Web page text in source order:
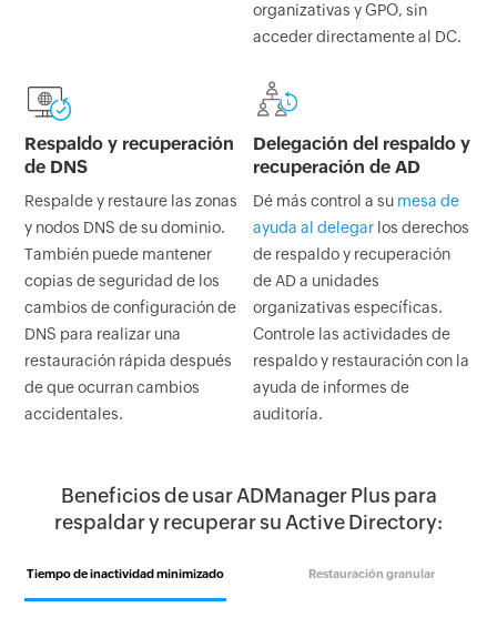
organizativas y GPO, sin
acceder directamente al DC.
Respaldo y recuperación
de DNS
Respalde y restaure las zonas
y nodos DNS de su dominio.
También puede mantener
copias de seguridad de los
cambios de configuración de
DNS para realizar una
restauración rápida después
de que ocurran cambios
accidentales.
Delegación del respaldo y
recuperación de AD
Dé más control a su mesa de
ayuda al delegar los derechos
de respaldo y recuperación
de AD a unidades
organizativas específicas.
Controle las actividades de
respaldo y restauración con la
ayuda de informes de
auditoría.
Beneficios de usar ADManager Plus para
respaldar y recuperar su Active Directory:
Tiempo de inactividad minimizado Restauración granular